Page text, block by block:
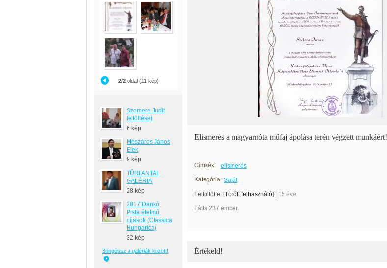
2/2oldal (11 kép)
Szemere Judit
feltöltései
6 kép
Mészáros János
Elek
9 kép
TŰRI ANTAL
GALÉRIA
28 kép
2017 Dankó
Pista életmű
díjasok (Classica
Hungarica)
32 kép
Böngéssz a galériák között!
Elismerés a magyarnóta műfaj ápolása terén végzett munkáért!
Címkék:
elismerés
Kategória: Saját
Feltöltötte: [Törölt felhasználó] 15 éve
Látta 237 ember.
Értékeld!